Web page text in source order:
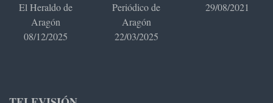
El Heraldo de
Aragón
08/12/2025
Periódico de
Aragón
22/03/2025
29/08/2021